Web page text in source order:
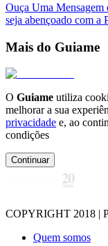
Ouça Uma Mensagem
seja abençoado com a
Mais do Guiame
O Guiame utiliza
melhorar a sua
privacidade e, ao
condições
Continuar
COPYRIGHT 2018 |
Quem somos